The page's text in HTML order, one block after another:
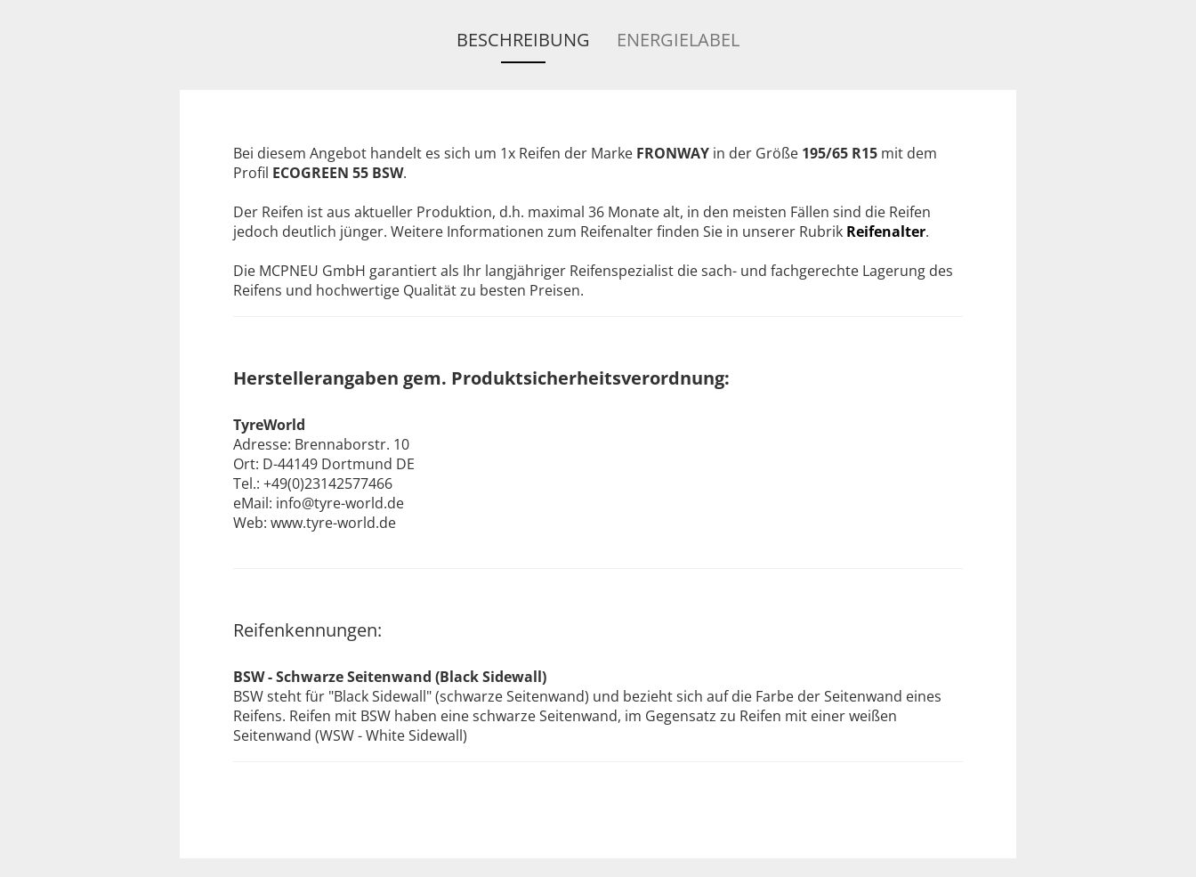
BESCHREIBUNG ENERGIELABEL
Bei diesem Angebot handelt es sich um 1x Reifen der Marke FRONWAY in der Größe 195/65 R15 mit dem
Profil ECOGREEN 55 BSW.
Der Reifen ist aus aktueller Produktion, d.h. maximal 36 Monate alt, in den meisten Fällen sind die Reifen
jedoch deutlich jünger. Weitere Informationen zum Reifenalter finden Sie in unserer Rubrik Reifenalter.
Die MCPNEU GmbH garantiert als Ihr langjähriger Reifenspezialist die sach- und fachgerechte Lagerung des
Reifens und hochwertige Qualität zu besten Preisen.
Herstellerangaben gem. Produktsicherheitsverordnung:
TyreWorld
Adresse: Brennaborstr. 10
Ort: D-44149 Dortmund DE
Tel.: +49(0)23142577466
eMail: info@tyre-world.de
Web: www.tyre-world.de
Reifenkennungen:
BSW - Schwarze Seitenwand (Black Sidewall)
BSW steht für "Black Sidewall" (schwarze Seitenwand) und bezieht sich auf die Farbe der Seitenwand eines
Reifens. Reifen mit BSW haben eine schwarze Seitenwand, im Gegensatz zu Reifen mit einer weißen
Seitenwand (WSW - White Sidewall)